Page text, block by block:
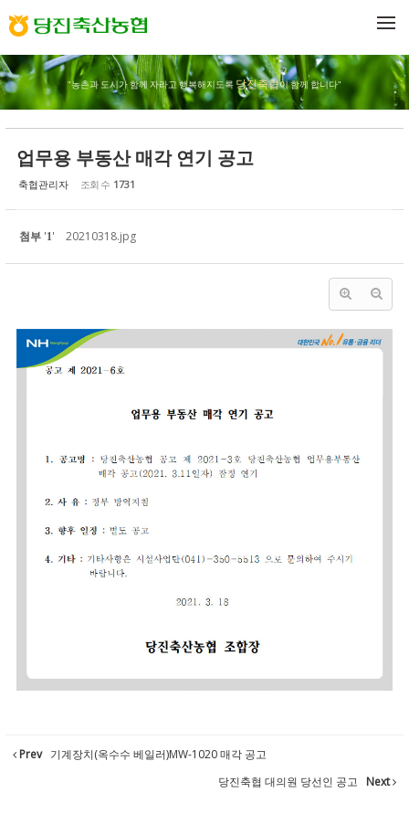
"농촌과 도시가 함께 자라고 행복해지도록 당진축협이 함께 합니다"
업무용 부동산 매각 연기 공고
축협관리자 조회 수 1731
첨부 '1' 20210318.jpg
Prev 기계장치(옥수수 베일러)MW-1020 매각 공고
당진축협 대의원 당선인 공고
Next